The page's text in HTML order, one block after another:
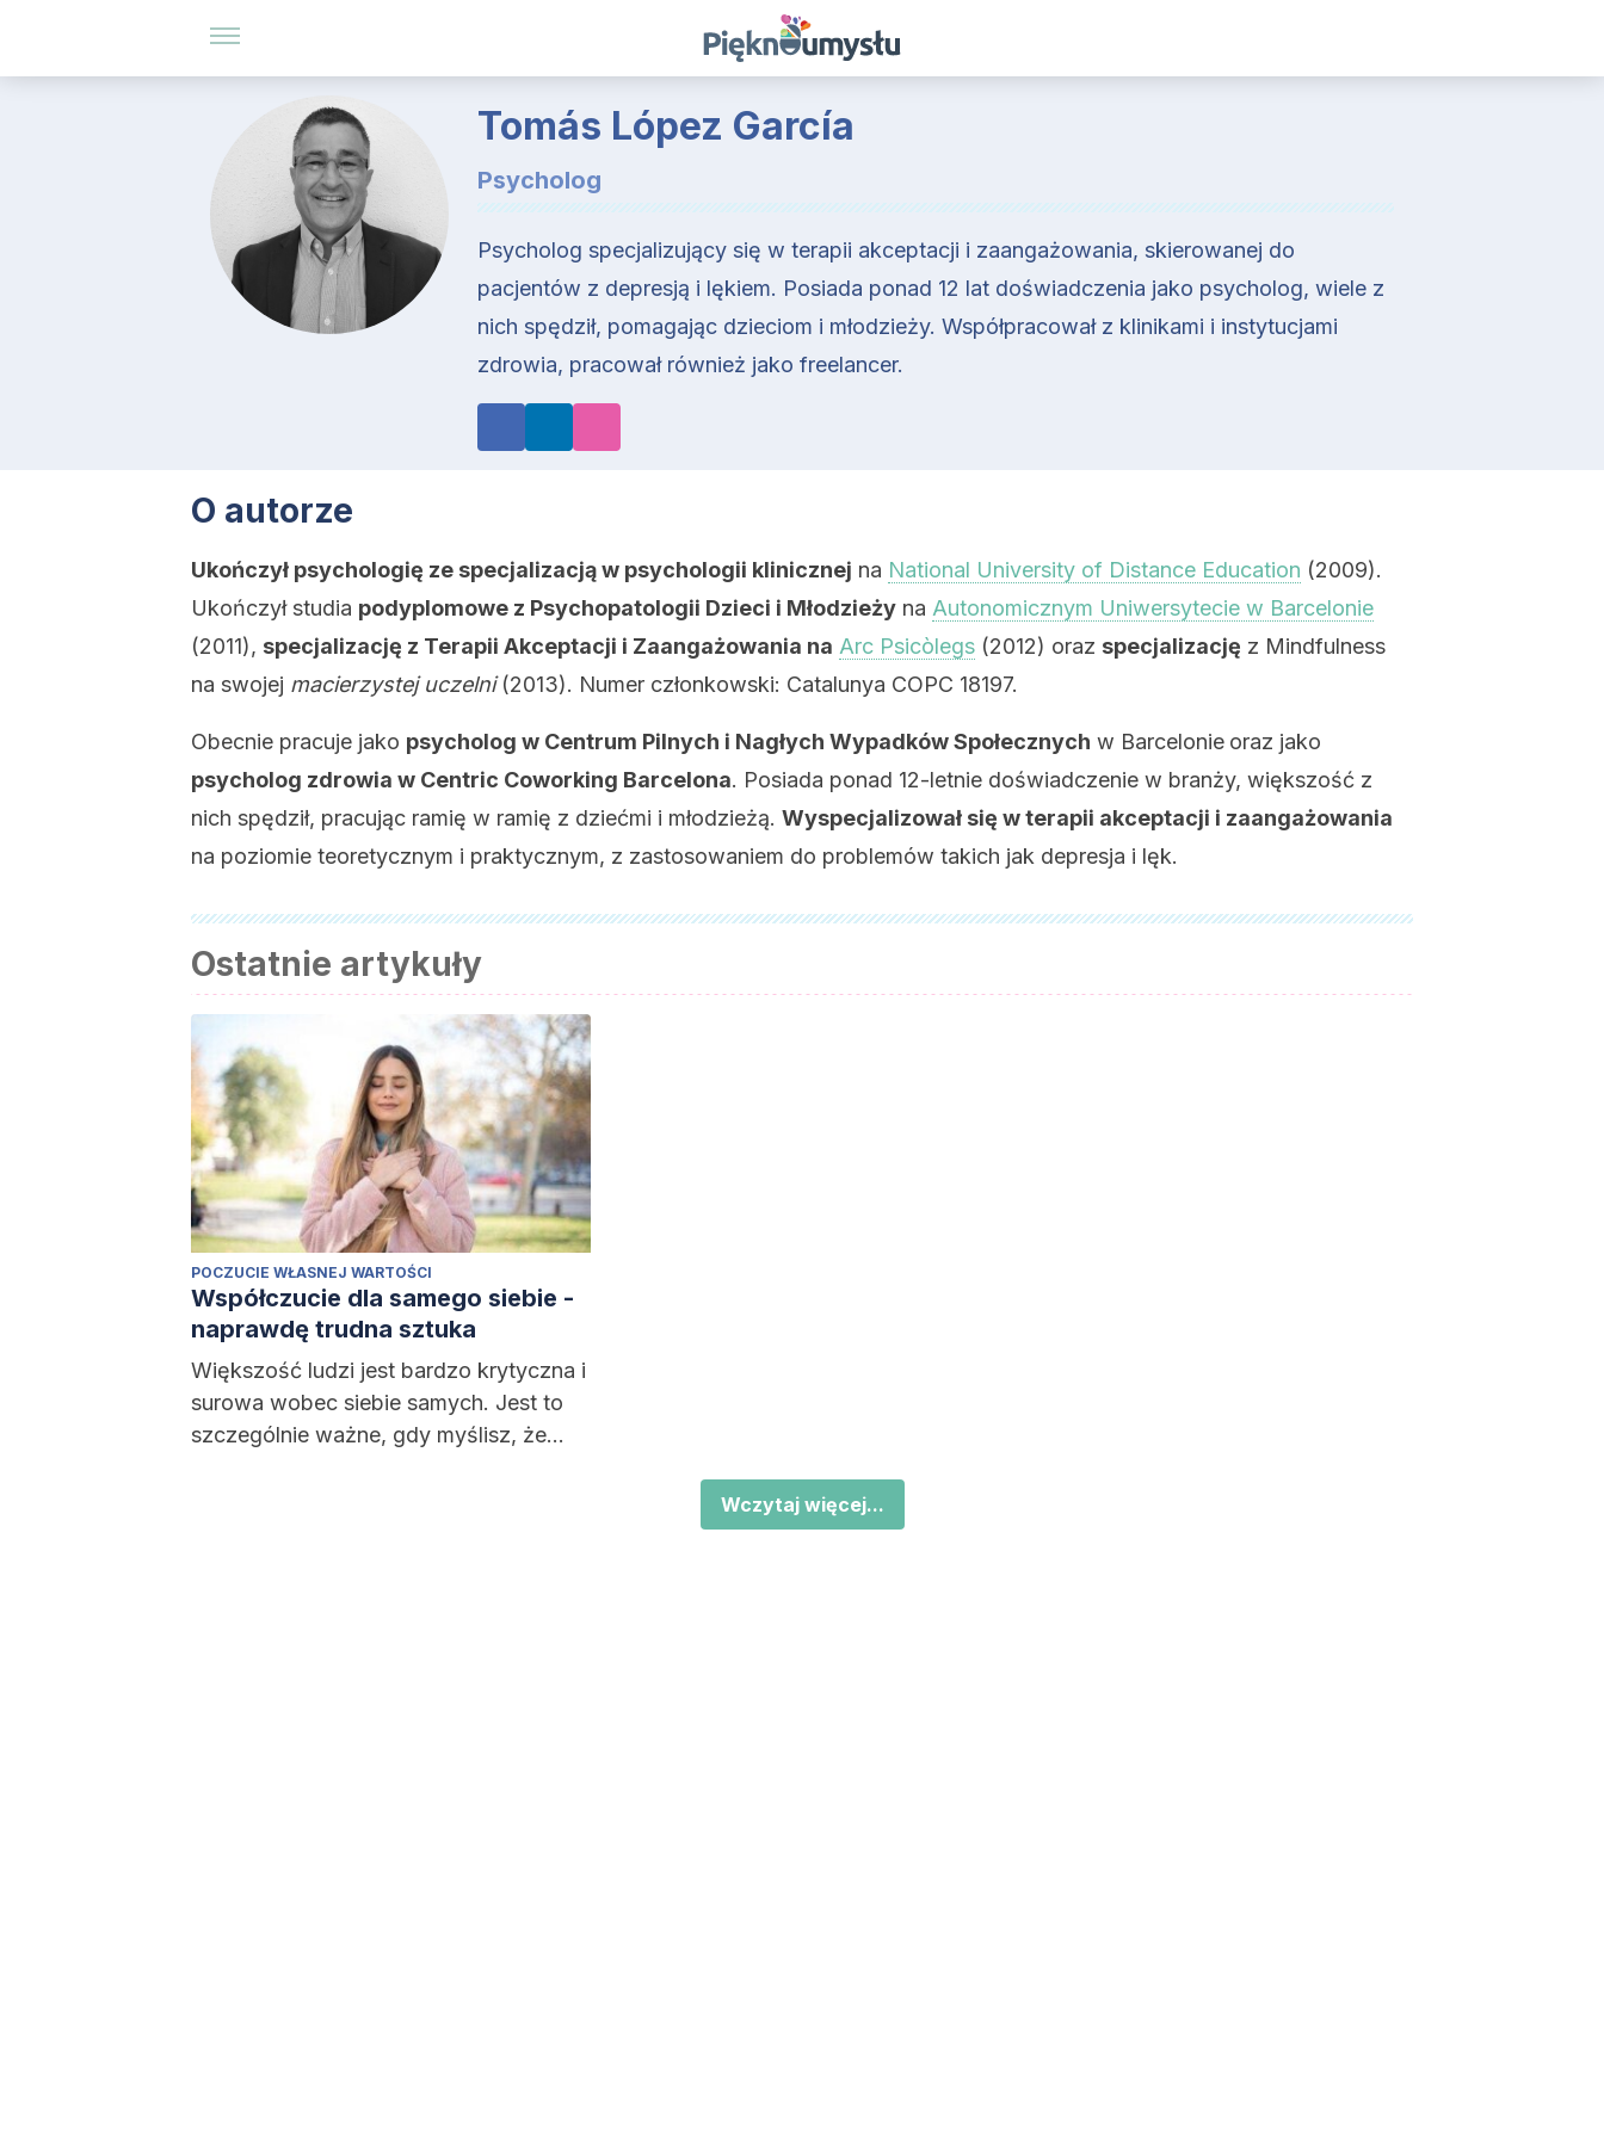
Tomás López García
Psycholog
Psycholog specjalizujący się w terapii akceptacji i zaangażowania, skierowanej do
pacjentów z depresją i lękiem. Posiada ponad 12 lat doświadczenia jako psycholog, wiele z
nich spędził, pomagając dzieciom i młodzieży. Współpracował z klinikami i instytucjami
zdrowia, pracował również jako freelancer.
O autorze
Ukończył psychologię ze specjalizacjąw psychologii klinicznej na National University of Distance Education (2009).
Ukończył studia podyplomowe z Psychopatologii Dzieci i Młodzieży na Autonomicznym Uniwersytecie w Barcelonie
(2011), specjalizację z Terapii Akceptacji i Zaangażowania na Arc Psicòlegs (2012) oraz specjalizację z Mindfulness
na swojej macierzystej uczelni(2013). Numer członkowski: Catalunya COPC 18197.
Obecnie pracuje jako psycholog w Centrum Pilnych i Nagłych Wypadków Społecznych w Barcelonie oraz jako
psycholog zdrowia w Centric Coworking Barcelona. Posiada ponad 12-letnie doświadczenie w branży, większość z
nich spędził, pracując ramię w ramię z dziećmi i młodzieżą. Wyspecjalizował się w terapii akceptacji i zaangażowania
na poziomie teoretycznym i praktycznym, z zastosowaniem do problemów takich jak depresja i lęk.
Ostatnie artykuły
POCZUCIE WŁASNEJ WARTOŚCI
Współczucie dla samego siebie -
naprawdę trudna sztuka
Większość ludzi jest bardzo krytyczna i
surowa wobec siebie samych. Jest to
szczególnie ważne, gdy myślisz, że
Wczytaj więcej...